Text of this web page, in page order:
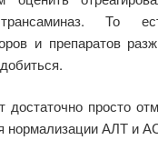
То
и препаратов
достаточно просто
нормализации АЛТ и